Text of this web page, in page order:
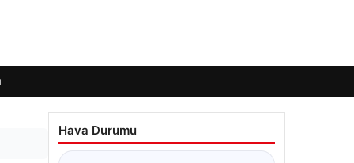
Hava Durumu